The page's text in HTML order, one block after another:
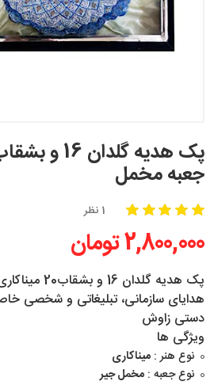
جعبه مخمل
1 نظر
2,800,000 تومان
پک هدیه
هدایای سازمانی، تبلیغاتی و شخصی
دستی زاوش
ویژگی ها
نوع هنر : میناکاری
نوع جعبه : مخمل جیر